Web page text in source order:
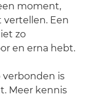
moment,
vertellen. Een
zo
en erna hebt.
verbonden is
Meer kennis